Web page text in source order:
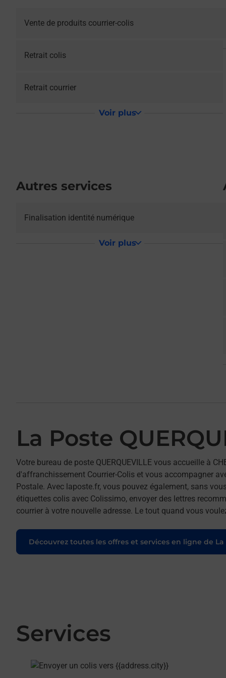
Vente de produits courrier-colis
Retrait colis
Retrait courrier
Voir plus
Autres services
Finalisation identité numérique
Voir plus
La Poste
Votre bureau de poste QUERQUEVILLE vous accueille à
d'affranchissement Courrier-Colis et vous accompagner
Postale. Avec laposte.fr, vous pouvez également, sans
étiquettes colis avec Colissimo, envoyer des lettres
courrier à votre nouvelle adresse. Le tout quand vous
Découvrez toutes les offres et services en ligne de La
Services
En savoir plus